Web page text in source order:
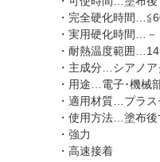
・完全硬化時間
・実用硬化時間…－
・耐熱温度範囲
・主成分…シアノ
・用途…電子･機械
・適用材質…プラ
・使用方法…塗布後
・強力
・高速接着